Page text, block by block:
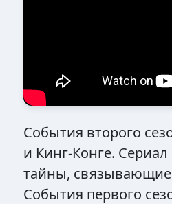
События второго
и Кинг-Конге.
тайны, связывающие
События первого